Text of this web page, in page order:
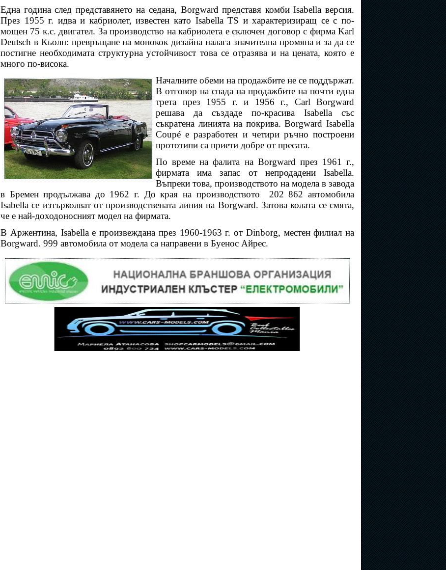
Една година след представянето на седана, Borgward представя комби Isabella версия.
През 1955 г. идва и кабриолет, известен като Isabella TS и характеризиращ се с по-
мощен 75 к.с. двигател. За производство на кабриолета е сключен договор с фирма Karl
Deutsch в Кьолн: превръщане на монокок дизайна налага значителна промяна и за да се
постигне необходимата структурна устойчивост това се отразява и на цената, която е
много по-висока.
Началните обеми на продажбите не се поддържат.
В отговор на спада на продажбите на почти една
трета през 1955 г. и 1956 г., Carl Borgward
решава да създаде по-красива Isabella със
съкратена линията на покрива. Borgward Isabella
Coupé е разработен и четири ръчно построени
прототипи са приети добре от пресата.
По време на фалита на Borgward през 1961 г.,
фирмата има запас от непродадени Isabella.
Въпреки това, производството на модела в завода
в Бремен продължава до 1962 г. До края на производството
202 862 автомобила
Isabella се изтърколват от производствената линия на Borgward. Затова колата се смята,
че е най-доходоносният модел на фирмата.
В Аржентина, Isabella е произвеждана през 1960-1963 г. от Dinborg, местен филиал на
Borgward. 999 автомобила от модела са направени в Буенос Айрес.